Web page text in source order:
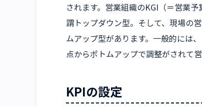
されます。営業組織のKGI（＝営業
謂トップダウン型。そして、現場の
ムアップ型があります。一般的には
点からボトムアップで調整がされて
KPIの設定